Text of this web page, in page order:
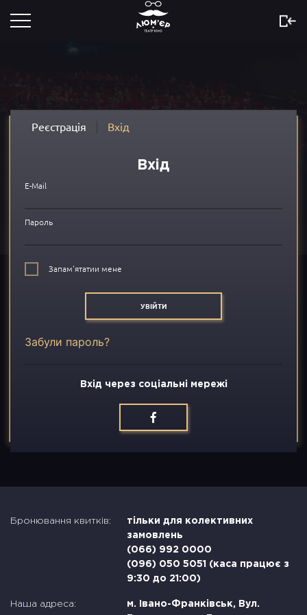
Новини
Сертифікати
Контакти
Реєстрація Вхід
Вхід
E-Mail
Пароль
Запам'ятатии мене
УВІЙТИ
Забули пароль?
Вхід через соціальні мережі
Бронювання квитків:
тільки для колективних
замовлень
(066) 992 0000
(096) 050 5051 (каса працює з
9:30 до 21:00)
Наша адреса:
м. Івано-Франківськ, Вул.